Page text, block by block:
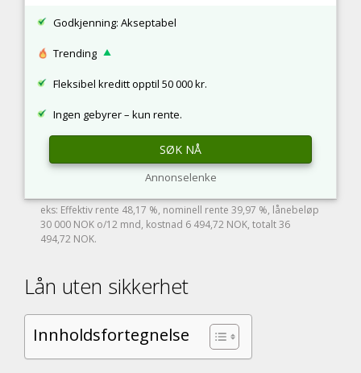
Godkjenning: Akseptabel
Trending
Fleksibel kreditt opptil 50 000 kr.
Ingen gebyrer – kun rente.
SØK NÅ
Annonselenke
eks: Effektiv rente 48,17 %, nominell rente 39,97 %, lånebeløp
30 000 NOK o/12 mnd, kostnad 6 494,72 NOK, totalt 36
494,72 NOK.
Lån uten sikkerhet
Innholdsfortegnelse